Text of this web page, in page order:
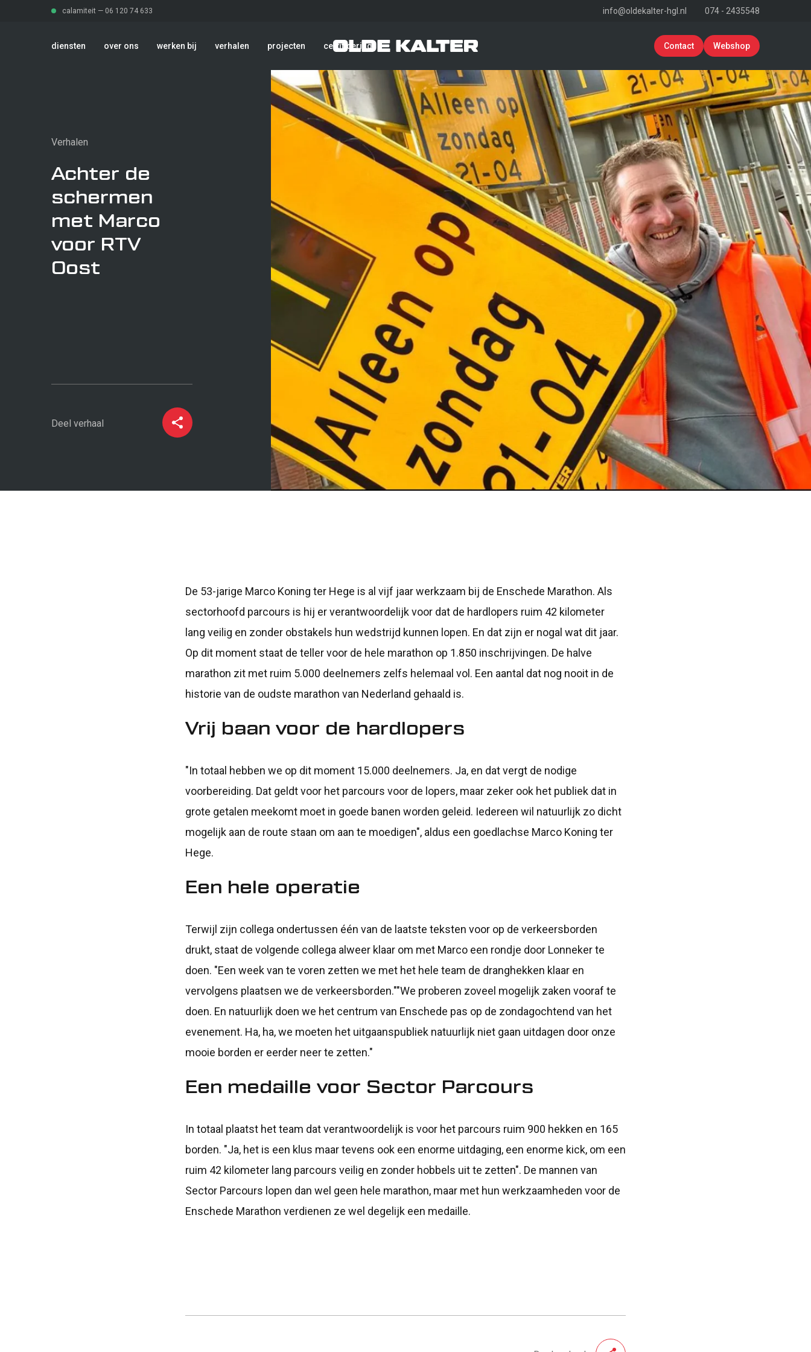
calamiteit — 06 120 74 633 info@oldekalter-hgl.nl 074 - 2435548
diensten over ons werken bij verhalen projecten certificering Contact Webshop
Afvalbeheer Grond- en sloopwerken
Transport Verkeerstechniek
Verhuur
werken bij
verhalen
Verhalen
Achter de
schermen
met Marco
voor RTV
Oost
Deel verhaal
De 53-jarige Marco Koning ter Hege is al vijf jaar werkzaam bij de Enschede Marathon. Als
sectorhoofd parcours is hij er verantwoordelijk voor dat de hardlopers ruim 42 kilometer
lang veilig en zonder obstakels hun wedstrijd kunnen lopen. En dat zijn er nogal wat dit jaar.
Op dit moment staat de teller voor de hele marathon op 1.850 inschrijvingen. De halve
marathon zit met ruim 5.000 deelnemers zelfs helemaal vol. Een aantal dat nog nooit in de
historie van de oudste marathon van Nederland gehaald is.
Vrij baan voor de hardlopers
"In totaal hebben we op dit moment 15.000 deelnemers. Ja, en dat vergt de nodige
voorbereiding. Dat geldt voor het parcours voor de lopers, maar zeker ook het publiek dat in
grote getalen meekomt moet in goede banen worden geleid. Iedereen wil natuurlijk zo dicht
mogelijk aan de route staan om aan te moedigen", aldus een goedlachse Marco Koning ter
Hege.
Een hele operatie
Terwijl zijn collega ondertussen één van de laatste teksten voor op de verkeersborden
drukt, staat de volgende collega alweer klaar om met Marco een rondje door Lonneker te
doen. "Een week van te voren zetten we met het hele team de dranghekken klaar en
vervolgens plaatsen we de verkeersborden.""We proberen zoveel mogelijk zaken vooraf te
doen. En natuurlijk doen we het centrum van Enschede pas op de zondagochtend van het
evenement. Ha, ha, we moeten het uitgaanspubliek natuurlijk niet gaan uitdagen door onze
mooie borden er eerder neer te zetten."
Een medaille voor Sector Parcours
In totaal plaatst het team dat verantwoordelijk is voor het parcours ruim 900 hekken en 165
borden. "Ja, het is een klus maar tevens ook een enorme uitdaging, een enorme kick, om een
ruim 42 kilometer lang parcours veilig en zonder hobbels uit te zetten". De mannen van
Sector Parcours lopen dan wel geen hele marathon, maar met hun werkzaamheden voor de
Enschede Marathon verdienen ze wel degelijk een medaille.